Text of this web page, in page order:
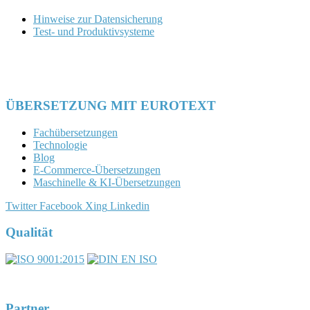
Hinweise zur Datensicherung
Test- und Produktivsysteme
ÜBERSETZUNG MIT EUROTEXT
Fachübersetzungen
Technologie
Blog
E-Commerce-Übersetzungen
Maschinelle & KI-Übersetzungen
Twitter Facebook Xing Linkedin
Qualität